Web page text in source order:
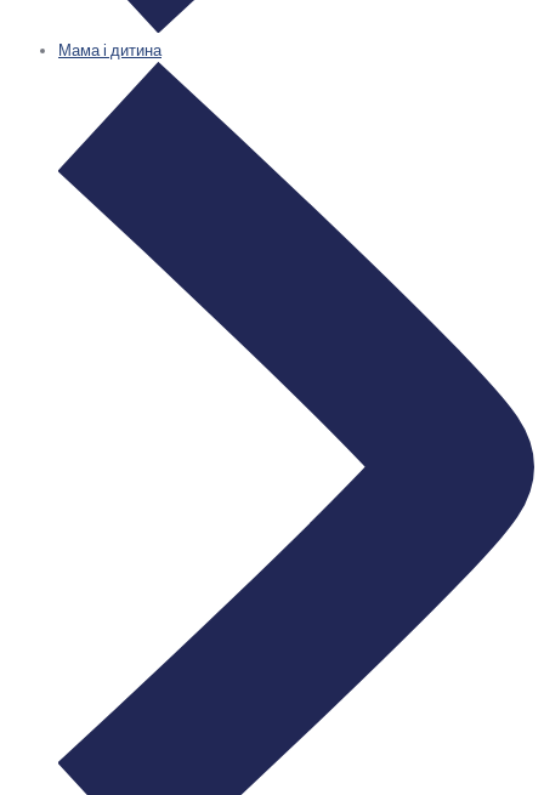
Мама і дитина